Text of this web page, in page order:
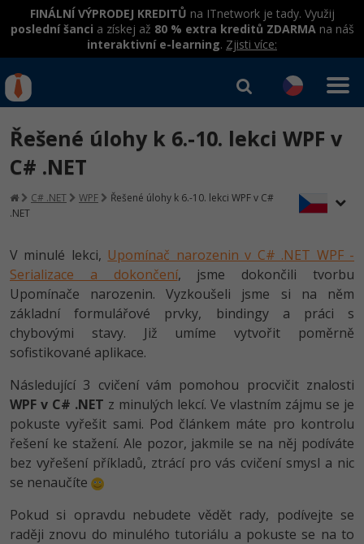
FINÁLNÍ VÝPRODEJ KREDITŮ na ITnetwork je tady. Využij
poslední šanci a získej až 80 % extra kreditů ZDARMAna náš
interaktivní e-learning. Zjisti více:
IT kurzy
Rekvalifikace a kurzy
Workshopy zdarma
Datová analýza v praxi
Školení
Základy programování
Objektové programování - OOP
Umělá inteligence
HTML5, CSS3, Bootstrap, SEO
SQL a databáze
Testování a verzování
UML a návrhové vzory
Školení dle technologií
C# .NET
Java
PHP
JavaScript
Python
HTML / CSS
Kurzy IT profesí
Programátor WWW aplikací
Senior programátor
Front-end developer
Specialista na AI a bigdata
C# Game developer
Webdesigner
Tester
Jak začít?
Java -80%
C#.NET
Python
JavaScript -80%
PHP -80%
C++
Swift -80%
Přihlásit se| Registrovat
Řešené úlohy k 6.-10. lekci WPF v
C# .NET
C# .NET WPF
Řešené úlohy k 6.-10. lekci WPF v C#
.NET
V minulé lekci, Upomínač narozenin v C# .NET WPF -
Serializace a dokončení, jsme dokončili tvorbu
Upomínače narozenin. Vyzkoušeli jsme si na něm
základní formulářové prvky, bindingy a práci s
chybovými stavy. Již umíme vytvořit poměrně
sofistikované aplikace.
Následující 3 cvičení vám pomohou procvičit znalosti
WPF v C# .NET z minulých lekcí. Ve vlastním zájmu se je
pokuste vyřešit sami. Pod článkem máte pro kontrolu
řešení ke stažení. Ale pozor, jakmile se na něj podíváte
bez vyřešení příkladů, ztrácí pro vás cvičení smysl a nic
se nenaučíte
Pokud si opravdu nebudete vědět rady, podívejte se
raději znovu do minulého tutoriálu a pokuste se na to